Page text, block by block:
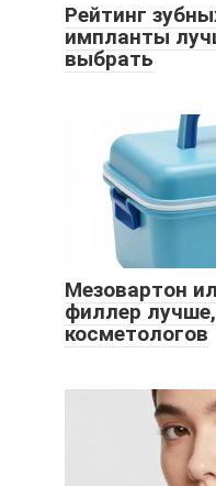
Рейтинг
импланты
выбрать
Мезовартон
филлер
косметологов